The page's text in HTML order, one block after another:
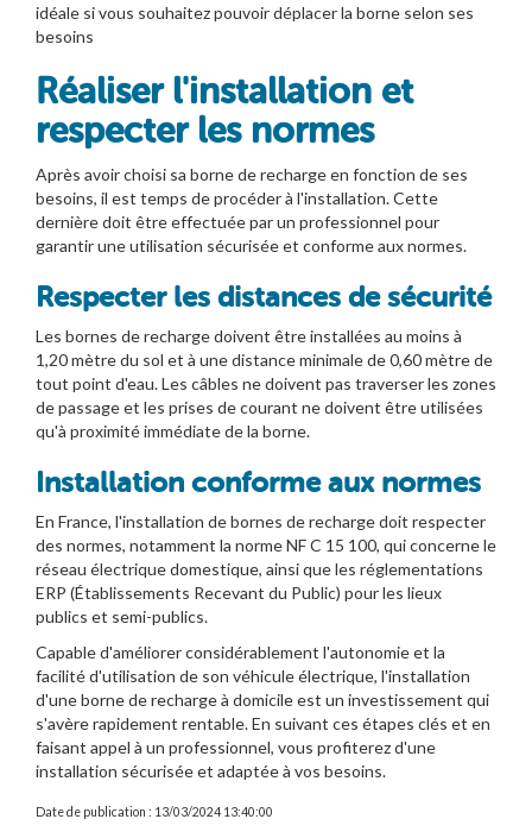
idéale si vous souhaitez pouvoir déplacer la borne selon ses
besoins
Réaliser l'installation et
respecter les normes
Après avoir choisi sa borne de recharge en fonction de ses
besoins, il est temps de procéder à l'installation. Cette
dernière doit être effectuée par un professionnel pour
garantir une utilisation sécurisée et conforme aux normes.
Respecter les distances de sécurité
Les bornes de recharge doivent être installées au moins à
1,20 mètre du sol et à une distance minimale de 0,60 mètre de
tout point d'eau. Les câbles ne doivent pas traverser les zones
de passage et les prises de courant ne doivent être utilisées
qu'à proximité immédiate de la borne.
Installation conforme aux normes
En France, l'installation de bornes de recharge doit respecter
des normes, notamment la norme NF C 15 100, qui concerne le
réseau électrique domestique, ainsi que les réglementations
ERP (Établissements Recevant du Public) pour les lieux
publics et semi-publics.
Capable d'améliorer considérablement l'autonomie et la
facilité d'utilisation de son véhicule électrique, l'installation
d'une borne de recharge à domicile est un investissement qui
s'avère rapidement rentable. En suivant ces étapes clés et en
faisant appel à un professionnel, vous profiterez d'une
installation sécurisée et adaptée à vos besoins.
Date de publication : 13/03/2024 13:40:00